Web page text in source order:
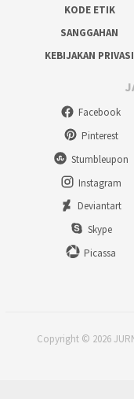
KODE ETIK
SANGGAHAN
KEBIJAKAN PRIVASI
Facebook
Pinterest
Stumbleupon
Instagram
Deviantart
Skype
Picassa
Copyright © 2026